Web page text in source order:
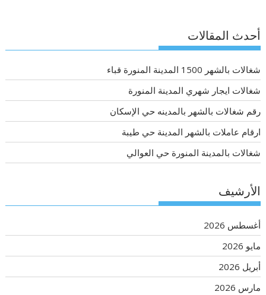
أحدث المقالات
شغالات بالشهر 1500 المدينة المنورة قباء
شغالات ايجار شهري المدينة المنورة
رقم شغالات بالشهر بالمدينه حي الإسكان
ارقام عاملات بالشهر المدينة حي طيبة
شغالات بالمدينة المنورة حي العوالي
الأرشيف
أغسطس 2026
مايو 2026
أبريل 2026
مارس 2026